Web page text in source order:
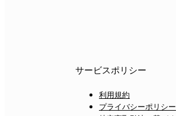
サービスポリシー
利用規約
プライバシーポリシー